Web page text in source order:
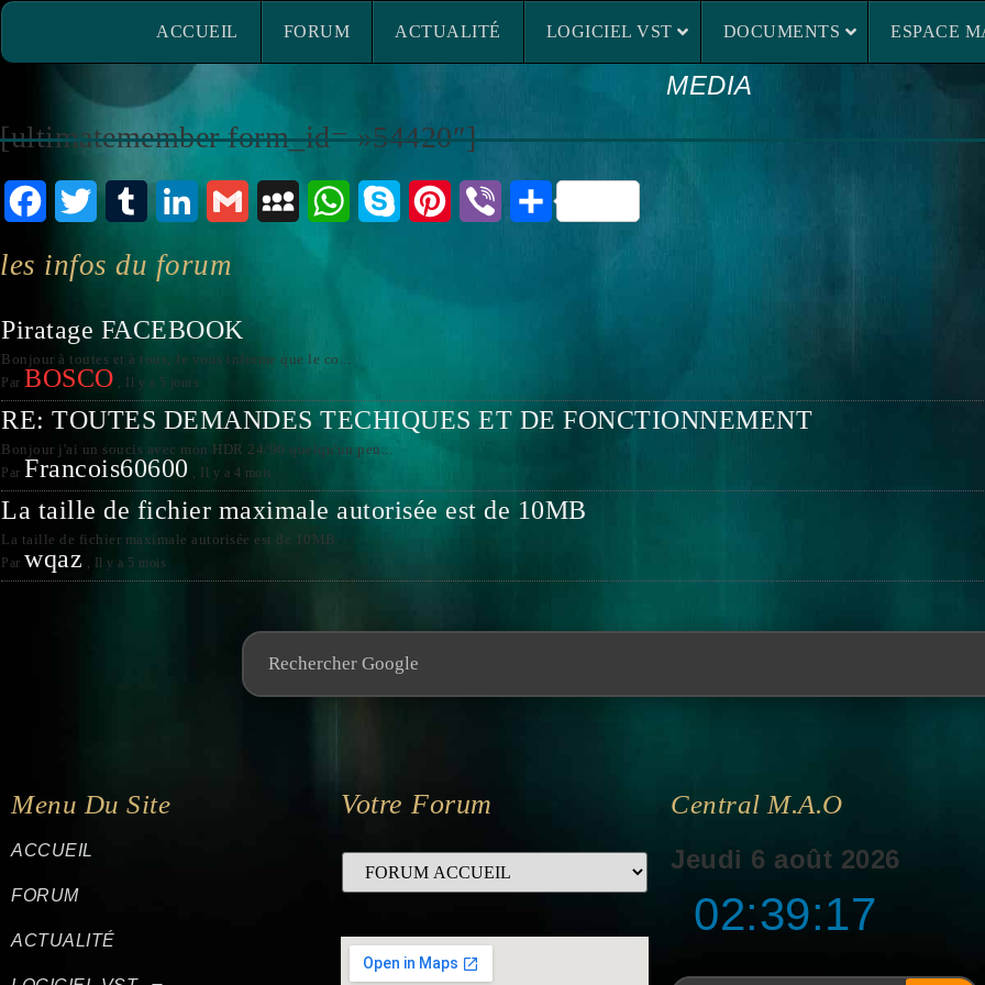
ACCUEIL FORUM ACTUALITÉ LOGICIEL VST DOCUMENTS
MEDIA
[ultimatemember form_id= »54420″]
FacebookTwitter Tumblr LinkedInGmail MySpaceWhatsAppSkype Pinterest Viber Partager
les infos du forum
Piratage FACEBOOK
Bonjour à toutes et à tous, Je vous informe que le co...
Par BOSCO , Il y a 5 jours
RE: TOUTES DEMANDES TECHIQUES ET DE FONCTIONNEMENT
Bonjour j'ai un soucis avec mon HDR 24/96 quelqu'un peu...
Par Francois60600 , Il y a 4 mois
La taille de fichier maximale autorisée est de 10MB
La taille de fichier maximale autorisée est de 10MB
Par wqaz , Il y a 5 mois
Menu Du Site
ACCUEIL
FORUM
ACTUALITÉ
Votre Forum
Central M.a.o
Jeudi 6 août 2026
02:39:17
ACCUEIL FORUM ACTUALITÉ LOGICIEL VST DOCUMENTS ESPACE